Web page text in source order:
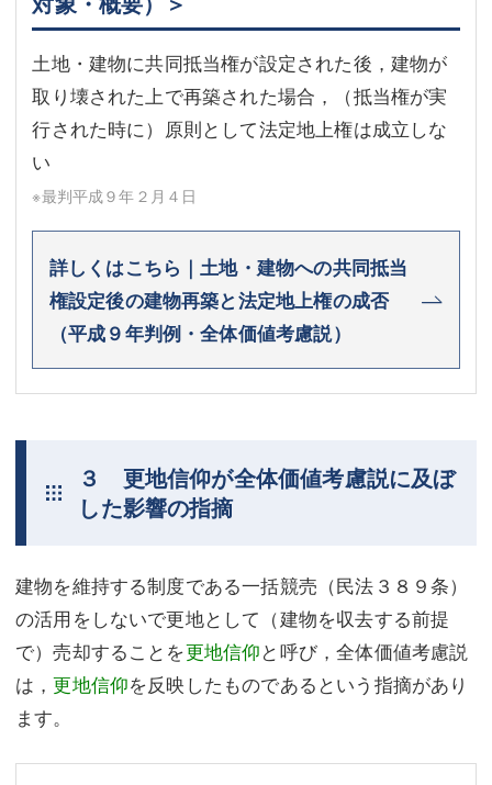
土地・建物に共同抵当権が設定された後，建物が
取り壊された上で再築された場合，（抵当権が実
行された時に）原則として法定地上権は成立しな
い
※最判平成９年２月４日
詳しくはこちら｜土地・建物への共同抵当
権設定後の建物再築と法定地上権の成否
（平成９年判例・全体価値考慮説）
３ 更地信仰が全体価値考慮説に及ぼ
した影響の指摘
建物を維持する制度である一括競売（民法３８９条）
の活用をしないで更地として（建物を収去する前提
で）売却することを更地信仰と呼び，全体価値考慮説
は，更地信仰を反映したものであるという指摘があり
ます。